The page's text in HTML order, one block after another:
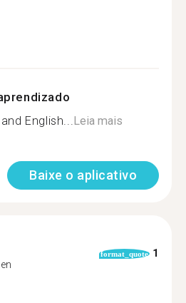
English... Leia mais
Baixe o aplicativo
format_quote 1